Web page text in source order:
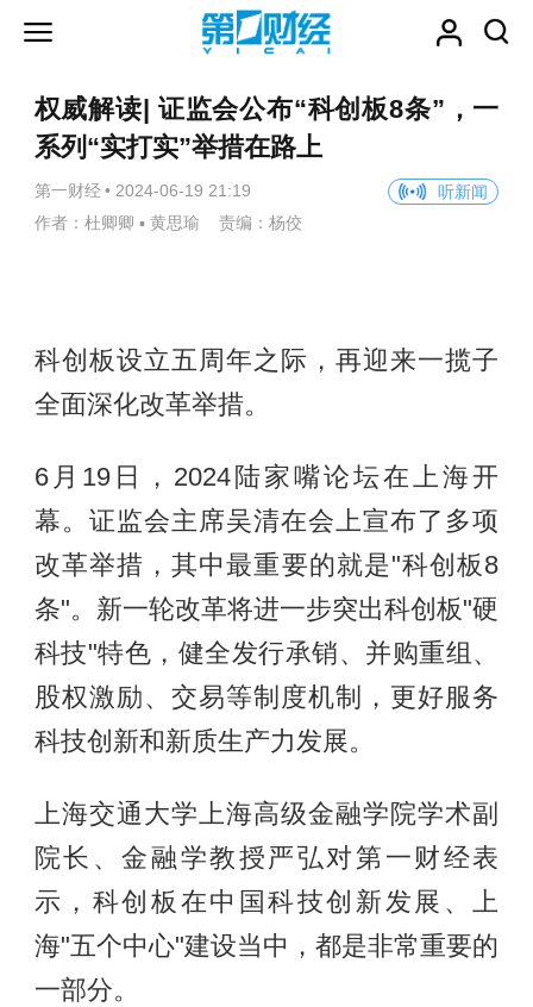
权威解读| 证监会公布“科创板8条”，一
系列“实打实”举措在路上
第一财经 • 2024-06-19 21:19
听新闻
作者：杜卿卿 ▪ 黄思瑜 责编：杨佼
科创板设立五周年之际，再迎来一揽子
全面深化改革举措。
6月19日，2024陆家嘴论坛在上海开
幕。证监会主席吴清在会上宣布了多项
改革举措，其中最重要的就是"科创板8
条"。新一轮改革将进一步突出科创板"硬
科技"特色，健全发行承销、并购重组、
股权激励、交易等制度机制，更好服务
科技创新和新质生产力发展。
上海交通大学上海高级金融学院学术副
院长、金融学教授严弘对第一财经表
示，科创板在中国科技创新发展、上
海"五个中心"建设当中，都是非常重要的
一部分。